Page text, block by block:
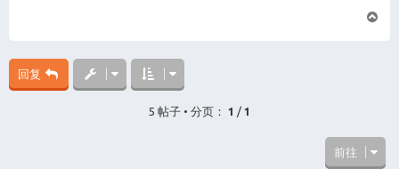
回复
5 帖子 • 分页： 1 / 1
前往